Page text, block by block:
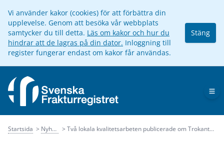
Vi använder kakor (cookies) för att förbättra din
upplevelse. Genom att besöka vår webbplats
samtycker du till detta. Läs om kakor och hur du
hindrar att de lagras på din dator. Inloggning till
register fungerar endast om kakor får användas.
Stäng
Startsida Nyheter Två lokala kvalitetsarbeten publicerade om Trokantära frakturer